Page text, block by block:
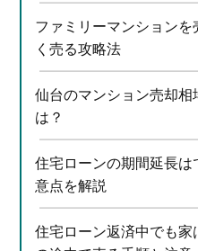
ファミリーマンション
く売る攻略法
仙台のマンション売却
は？
住宅ローンの期間延長
意点を解説
住宅ローン返済中でも